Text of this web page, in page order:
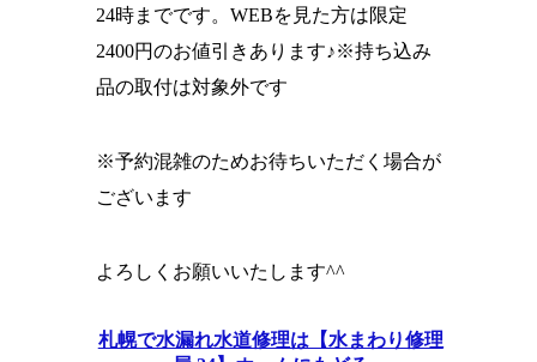
24時までです。WEBを見た方は限定
2400円のお値引きあります♪※持ち込み
品の取付は対象外です
※予約混雑のためお待ちいただく場合が
ございます
よろしくお願いいたします^^
札幌で水漏れ水道修理は【水まわり修理